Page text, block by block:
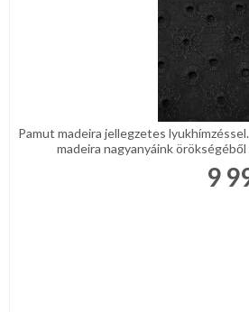
Pamut madeira jellegzetes
madeira nagyanyáink örökségéből
9